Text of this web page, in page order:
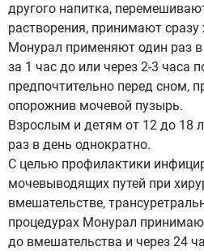
другого напитка,
растворения, принимают сразу
Монурал применяют один раз
за 1 час до или через 2-3 часа
предпочтительно перед сном,
опорожнив мочевой пузырь.
Взрослым и детям от 12 до 18
раз в день однократно.
С целью профилактики
мочевыводящих путей при
вмешательстве,
процедурах Монурал
до вмешательства и через 24